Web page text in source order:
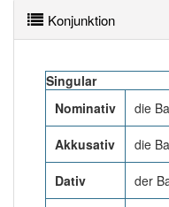
zwischen zwei für
Standpunkten
Basismessung, eine
Wolkenbasis, die
basis wien,
SchauspielerBasis in
Konjunktion
Singular
Nominativ
die
Akkusativ die
Dativ der